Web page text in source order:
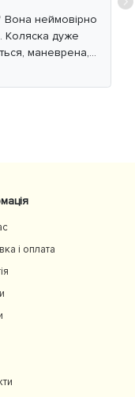
Вона неймовірно
Коляска дуже
маневрена,
капюшон
і оплата